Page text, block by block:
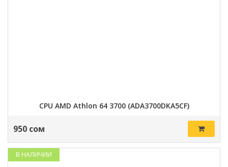
CPU AMD Athlon 64 3700 (ADA3700DKA5CF)
950 сом
В НАЛИЧИИ